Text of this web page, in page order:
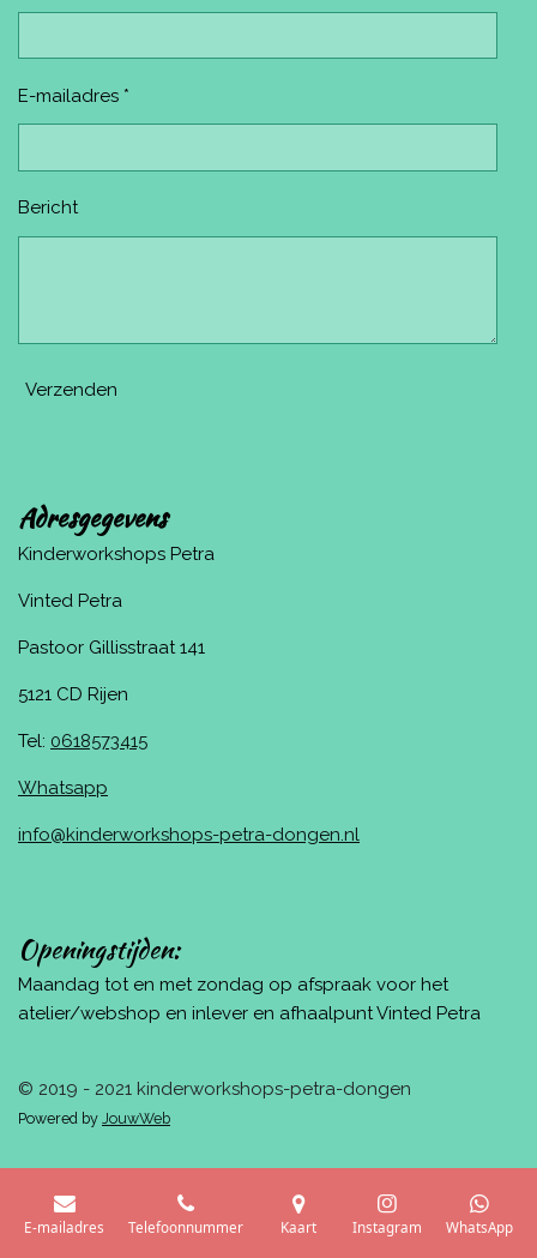
E-mailadres *
Bericht
Verzenden
Adresgegevens
Kinderworkshops Petra
Vinted Petra
Pastoor Gillisstraat 141
5121 CD Rijen
Tel: 0618573415
Whatsapp
info@kinderworkshops-petra-dongen.nl
Openingstijden:
Maandag tot en met zondag op afspraak voor het
atelier/webshop en inlever en afhaalpunt Vinted Petra
© 2019 - 2021 kinderworkshops-petra-dongen
Powered by JouwWeb
E-mailadres Telefoonnummer Kaart Instagram WhatsApp